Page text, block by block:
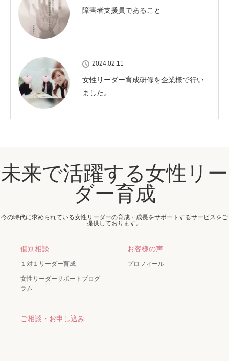
障害者支援員であること
2024.02.11
女性リーダー育成研修を企業様で行い
ました。
未来で活躍する女性リー
ダー育成
今の時代に求められている女性リーダーの育成・成長をサポートするサービスをご
提供しております。
個別相談
１対１リーダー育成
女性リーダーサポートプログ
ラム
お客様の声
プロフィール
ご相談・お申し込み